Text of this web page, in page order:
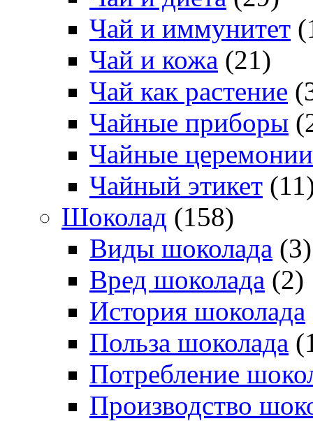
Чай и иммунитет
Чай и кожа (21)
Чай как растение
Чайные приборы
Чайные церемонии
Чайный этикет
Шоколад (158)
Виды шоколада (3)
Вред шоколада (2)
История шоколада
Польза шоколада
Потребление
Производство